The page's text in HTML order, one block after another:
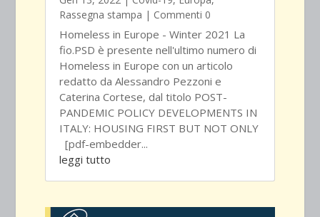
Rassegna stampa | Commenti 0
Homeless in Europe - Winter 2021 La
fio.PSD è presente nell'ultimo numero di
Homeless in Europe con un articolo
redatto da Alessandro Pezzoni e
Caterina Cortese, dal titolo POST-
PANDEMIC POLICY DEVELOPMENTS IN
ITALY: HOUSING FIRST BUT NOT ONLY
[pdf-embedder...
leggi tutto